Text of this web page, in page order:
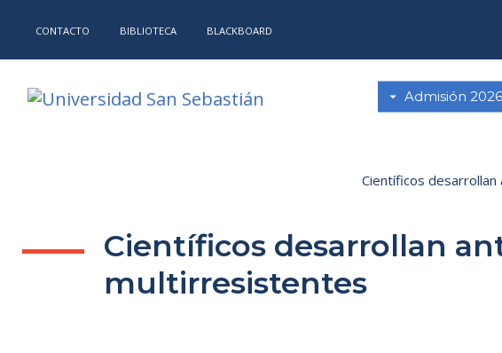
CONTACTO BIBLIOTECA BLACKBOARD
Admisión 2026
Científicos
Científicos desarrollan
multirresistentes